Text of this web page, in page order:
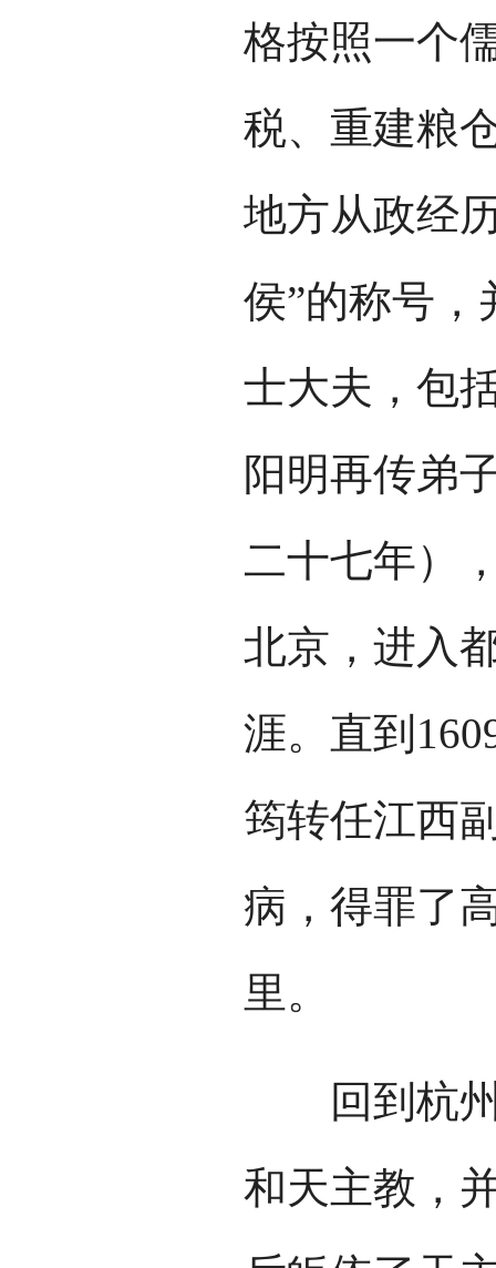
格按照一个
税、重建粮
地方从政经
侯”的称号
士大夫，包
阳明再传弟
二十七年）
北京，进入
涯。直到
筠转任江西
病，得罪了
里。
回到杭州
和天主教，